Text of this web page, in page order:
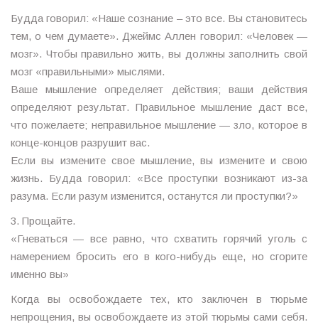
Будда говорил: «Наше сознание – это все. Вы становитесь
тем, о чем думаете». Джеймс Аллен говорил: «Человек —
мозг». Чтобы правильно жить, вы должны заполнить свой
мозг «правильными» мыслями.
Ваше мышление определяет действия; ваши действия
определяют результат. Правильное мышление даст все,
что пожелаете; неправильное мышление — зло, которое в
конце-концов разрушит вас.
Если вы измените свое мышление, вы измените и свою
жизнь. Будда говорил: «Все проступки возникают из-за
разума. Если разум изменится, останутся ли проступки?»
3. Прощайте.
«Гневаться — все равно, что схватить горячий уголь с
намерением бросить его в кого-нибудь еще, но сгорите
именно вы»
Когда вы освобождаете тех, кто заключен в тюрьме
непрощения, вы освобождаете из этой тюрьмы сами себя.